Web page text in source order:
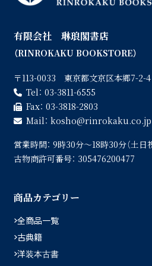
有限会社 琳琅閣書店
（RINROKAKU BOOKSTORE）
〒113-0033 東京都文京区本郷7-2-4
Tel： 03-3811-6555
Fax： 03-3818-2803
Mail： kosho
rinrokaku.co.jp
営業時間： 9時30分〜18時30分（土日
古物商許可番号： 305476200477
商品カテゴリー
全商品一覧
古典籍
洋装本古書